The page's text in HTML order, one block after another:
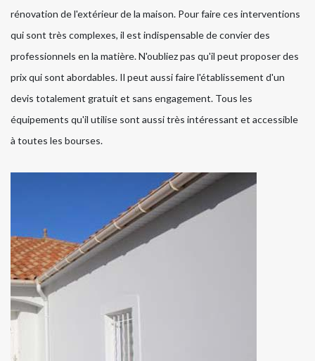
rénovation de l'extérieur de la maison. Pour faire ces interventions
qui sont très complexes, il est indispensable de convier des
professionnels en la matière. N'oubliez pas qu'il peut proposer des
prix qui sont abordables. Il peut aussi faire l'établissement d'un
devis totalement gratuit et sans engagement. Tous les
équipements qu'il utilise sont aussi très intéressant et accessible
à toutes les bourses.